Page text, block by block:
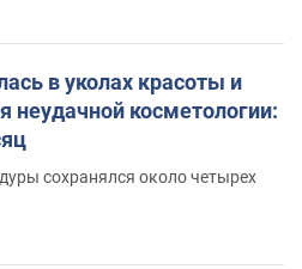
в уколах красоты и
неудачной косметологии:
сохранялся около четырех